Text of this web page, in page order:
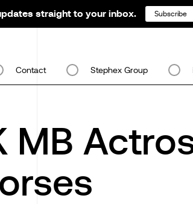
Contact Stephex Group
MB
straight to your inbox. Subscribe